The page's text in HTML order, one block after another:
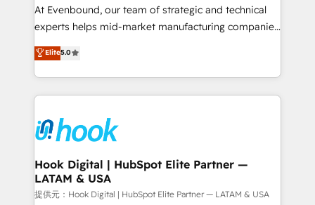
broke. Built for mid-market reality—practical
solutions that work with your actual headcount and
HubSpot partners 🔄 Top 5% globally in client
retention 📅 8+ years of consistent results since 2017
move beyond spreadsheets into unified systems
that drive real business results.
At Evenbound, our team of strategic and technical
experts helps mid-market manufacturing companies
achieve real growth. We specialize in delivering
tailored solutions that drive results by leveraging
HubSpot’s platform and data to fuel success.
Technical Solutions: - HubSpot Technical Consulting -
Onboarding - Data Migration & Integrations -
Technical Audit & Optimization Strategic Solutions: -
Revenue Operations - Inbound Marketing -
Outbound Marketing - HubSpot CMS Website
Design & Development We empower our clients to
Elite5.0
Hook Digital | HubSpot Elite Partner —
LATAM & USA
提供元：Hook Digital | HubSpot Elite Partner — LATAM & USA